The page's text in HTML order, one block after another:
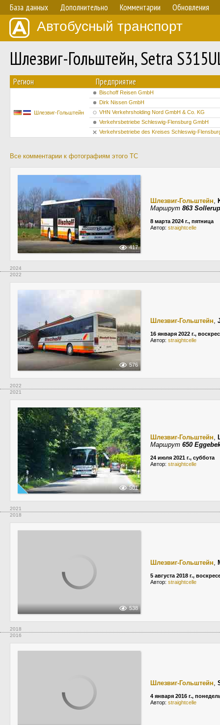
База данных Дополнительно Комментарии Обновления
Автобусный транспорт
Шлезвиг-Гольштейн, Setra
Регион Предприятие
Шлезвиг-Гольштейн
Bischoff Reisen GmbH
Dirk Nissen GmbH
VHN Verkehrsholding Nord GmbH & Co. KG
Verkehrsbetriebe Schleswig-Flensburg GmbH
Verkehrsbetriebe des Kreises Schleswig-
Все комментарии к фотографиям этого ТС
417
Шлезвиг-Гольштейн,
Маршрут 863
8 марта 2024 г., пятница
Автор: straightcelle
2024
2022
576
Шлезвиг-Гольштейн,
16 января 2022 г.,
Автор: straightcelle
2022
2021
501
Шлезвиг-Гольштейн,
Маршрут 650
24 июля 2021 г., суббота
Автор: straightcelle
2021
2018
538
Шлезвиг-Гольштейн,
5 августа 2018 г.,
Автор: straightcelle
2018
2016
Шлезвиг-Гольштейн,
4 января 2016 г.,
Автор: straightcelle